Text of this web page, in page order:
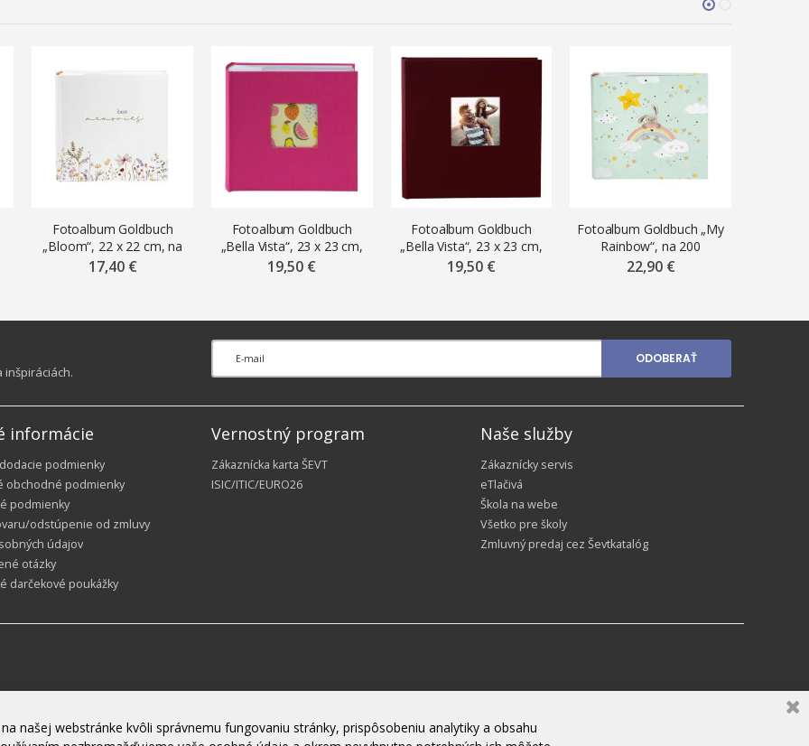
Fotoalbum Goldbuch
„Bloom“, 22 x 22 cm, na
200 fotiek 10 x 15 cm
17,40 €
Fotoalbum Goldbuch
„Bella Vista“, 23 x 23 cm,
na 200 fotiek 10 x 15 cm,
19,50 €
Fotoalbum Goldbuch
„Bella Vista“, 23 x 23 cm,
na 200 fotiek 10 x 15 cm,
19,50 €
Fotoalbum Goldbuch „My
Rainbow“, na 200
fotografií 10 x 15 cm, mix
22,90 €
ODOBERAŤ
informácie
podmienky
obchodné podmienky
podmienky
odstúpenie od zmluvy
údajov
otázky
darčekové poukážky
Vernostný program
Zákaznícka karta ŠEVT
ISIC/ITIC/EURO26
Naše služby
Zákaznícky servis
eTlačivá
Škola na webe
Všetko pre školy
Zmluvný predaj cez Ševtkatalóg
našej webstránke kvôli správnemu fungovaniu stránky, prispôsobeniu analytiky a obsahu